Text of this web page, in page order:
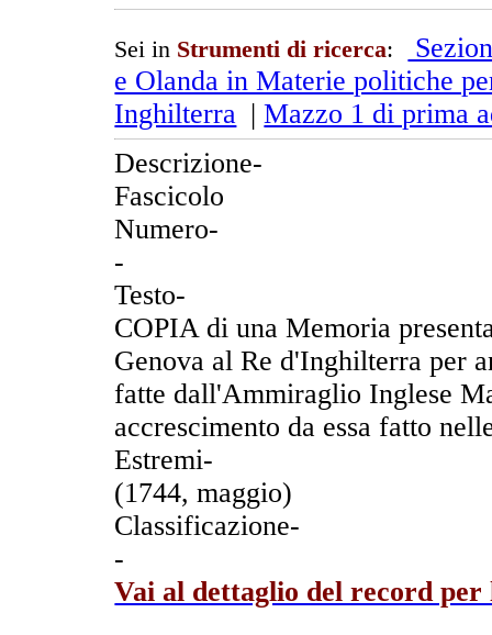
Sei in Strumenti di ricerca:
e Olanda in Materie politiche
Inghilterra |Mazzo 1 di prima
Descrizione-
Fascicolo
Numero-
-
Testo-
COPIA di una Memoria
Genova al Re d'Inghilterra per
fatte dall'Ammiraglio Inglese
accrescimento da essa fatto
Estremi-
(1744, maggio)
Classificazione-
-
Vai al dettaglio del record per